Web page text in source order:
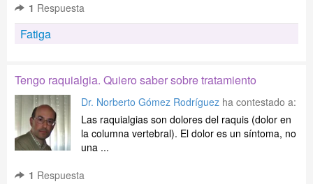
1 Respuesta
Fatiga
Tengo raquialgia. Quiero saber sobre tratamiento
Dr. Norberto Gómez Rodríguez ha contestado a:
Las raquialgias son dolores del raquis (dolor en
la columna vertebral). El dolor es un síntoma, no
una ...
1 Respuesta